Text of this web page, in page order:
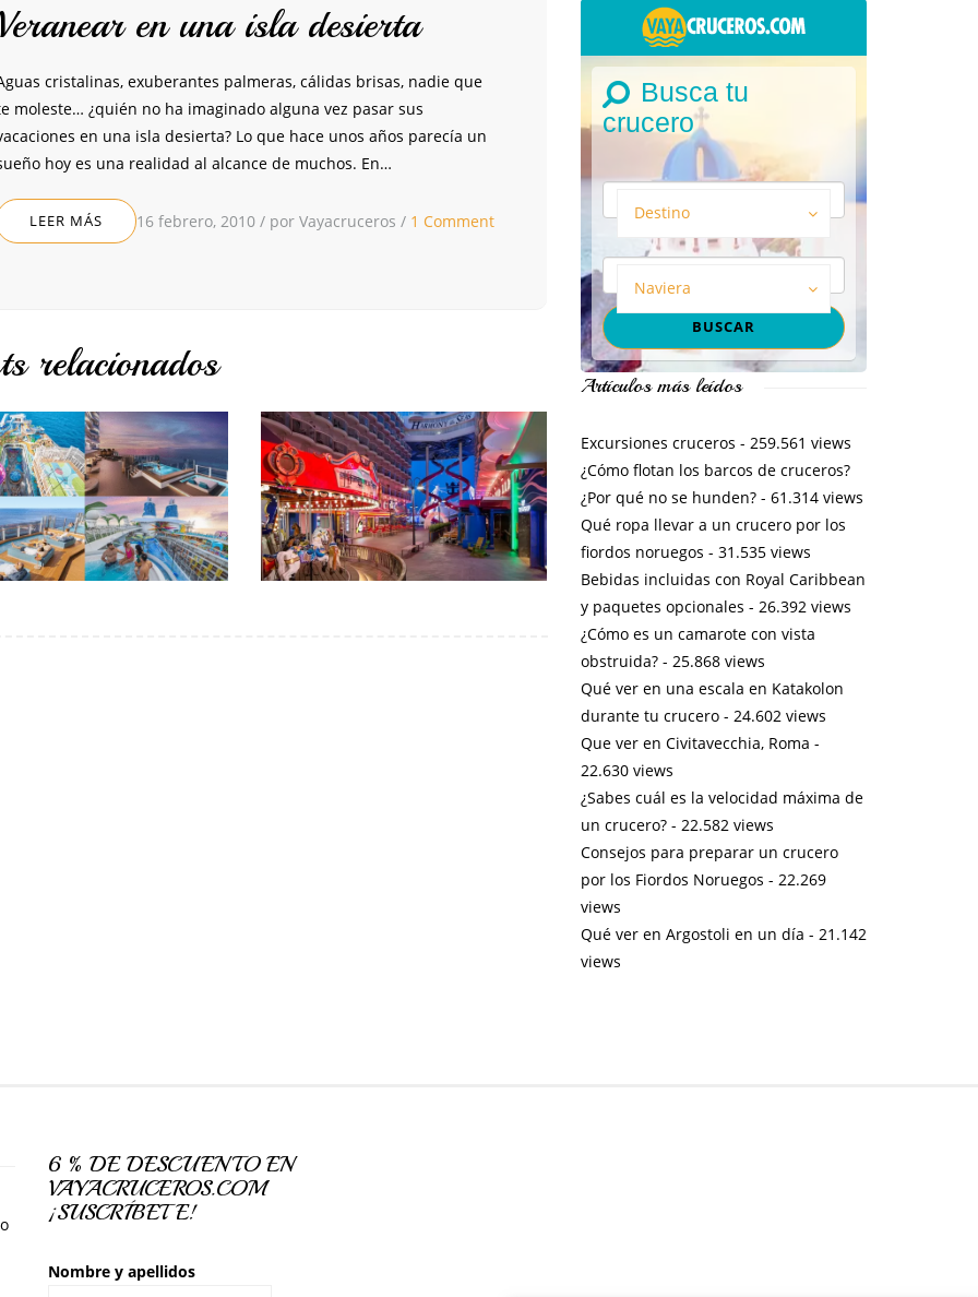
en una isla desierta
cristalinas, exuberantes palmeras, cálidas brisas, nadie que
moleste… ¿quién no ha imaginado alguna vez pasar sus
en una isla desierta? Lo que hace unos años parecía un
hoy es una realidad al alcance de muchos. En…
LEER MÁS 16 febrero, 2010 / por Vayacruceros / 1 Comment
relacionados
Busca tu
crucero
Destino
Naviera
Artículos más leídos
Excursiones cruceros - 259.561 views
¿Cómo flotan los barcos de cruceros?
¿Por qué no se hunden?- 61.314 views
Qué ropa llevar a un crucero por los
fiordos noruegos - 31.535 views
Bebidas incluidas con Royal Caribbean
y paquetes opcionales - 26.392 views
¿Cómo es un camarote con vista
obstruida?- 25.868 views
Qué ver en una escala en Katakolon
durante tu crucero- 24.602 views
Que ver en Civitavecchia, Roma -
22.630 views
¿Sabes cuál es la velocidad máxima de
un crucero?- 22.582 views
Consejos para preparar un crucero
por los Fiordos Noruegos - 22.269
views
Qué ver en Argostoli en un día - 21.142
views
6 % DE DESCUENTO EN
VAYACRUCEROS.COM
¡SUSCRÍBETE!
Nombre y apellidos